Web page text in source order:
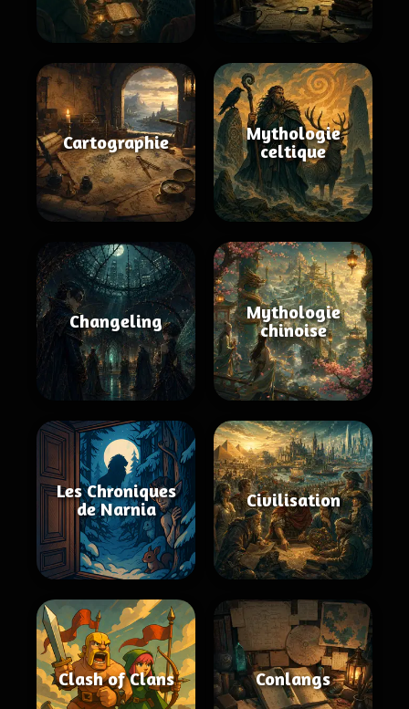
Cartographie
Mythologie
celtique
Changeling
Mythologie
chinoise
Les Chroniques
de Narnia
Civilisation
Clash of Clans Conlangs